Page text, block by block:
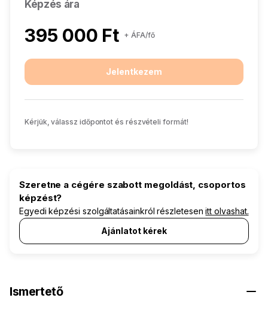
Képzés ára
395 000 Ft + ÁFA/fő
Jelentkezem
Kérjük, válassz időpontot és részvételi formát!
Szeretne a cégére szabott megoldást, csoportos
képzést?
Egyedi képzési szolgáltatásainkról részletesenitt olvashat.
Ajánlatot kérek
Ismertető